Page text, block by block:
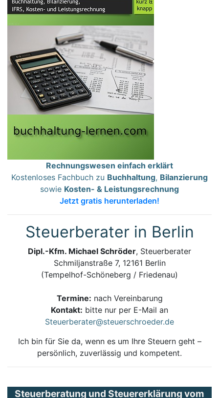
Rechnungswesen einfach erklärt
Kostenloses Fachbuch zu Buchhaltung, Bilanzierung
sowie Kosten- & Leistungsrechnung
Jetzt gratis herunterladen!
Steuerberater in Berlin
Dipl.-Kfm. Michael Schröder, Steuerberater
Schmiljanstraße 7, 12161 Berlin
(Tempelhof-Schöneberg / Friedenau)
Termine: nach Vereinbarung
Kontakt: bitte nur per E-Mail an
Steuerberater@steuerschroeder.de
Ich bin für Sie da, wenn es um Ihre Steuern geht –
persönlich, zuverlässig und kompetent.
Steuerberatung und Steuererklärung vom